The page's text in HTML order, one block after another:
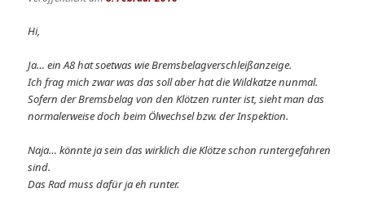
Hi,
Ja… ein A8 hat soetwas wie Bremsbelagverschleißanzeige.
Ich frag mich zwar was das soll aber hat die Wildkatze nunmal.
Sofern der Bremsbelag von den Klötzen runter ist, sieht man das
normalerweise doch beim Ölwechsel bzw. der Inspektion.
Naja… könnte ja sein das wirklich die Klötze schon runtergefahren
sind.
Das Rad muss dafür ja eh runter.